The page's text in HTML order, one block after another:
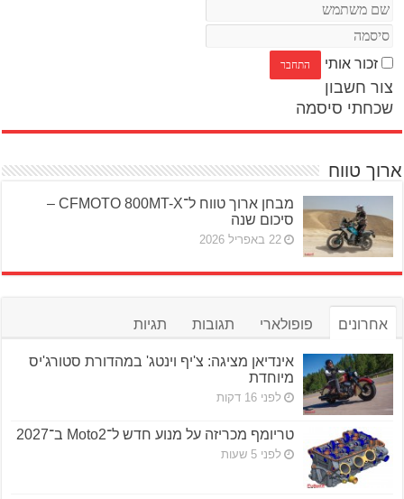
זכור אותי
צור חשבון
שכחתי סיסמה
ארוך טווח
מבחן ארוך טווח ל־CFMOTO 800MT-X –
סיכום שנה
22 באפריל 2026
אחרונים פופולארי תגובות תגיות
אינדיאן מציגה: צ'יף וינטג' במהדורת סטורג'יס
מיוחדת
לפני 16 דקות
טריומף מכריזה על מנוע חדש ל־Moto2 ב־2027
לפני 5 שעות